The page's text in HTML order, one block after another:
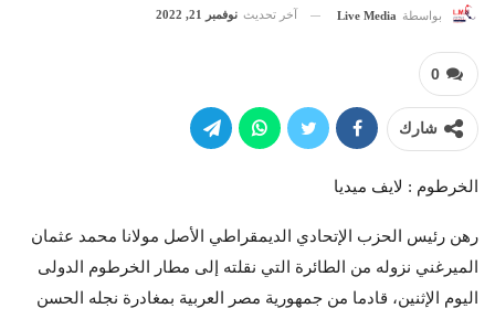
بواسطة Live Media آخر تحديث نوفمبر 21, 2022
0
شارك
الخرطوم : لايف ميديا
رهن رئيس الحزب الإتحادي الديمقراطي الأصل مولانا محمد عثمان
الميرغني نزوله من الطائرة التي نقلته إلى مطار الخرطوم الدولى
اليوم الإثنين، قادما من جمهورية مصر العربية بمغادرة نجله الحسن